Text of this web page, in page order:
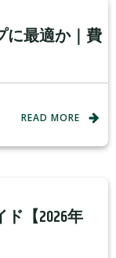
に最適か｜費
READ MORE
【2026年